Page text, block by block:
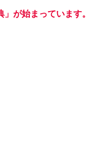
が始まっています。